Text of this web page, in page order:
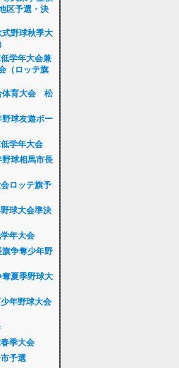
区予選・決
野球秋季大
学年大会兼
（ロッテ旗
体育大会 松
球友遊ボー
学年大会
球相馬市長
ロッテ旗予
球大会準決
年大会
争奪少年野
夏季野球大
年野球大会
季大会
予選